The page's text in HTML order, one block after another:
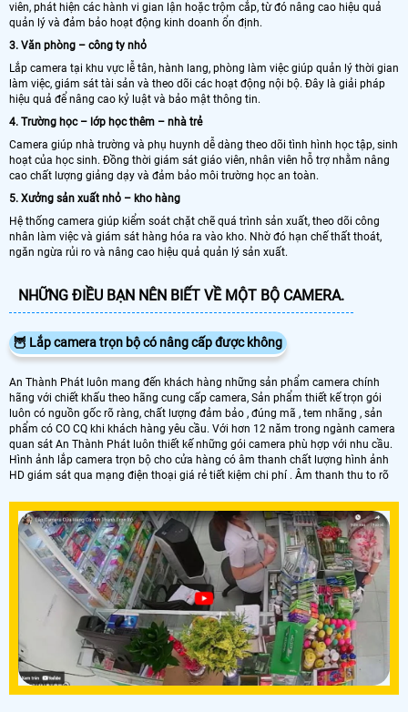
viên, phát hiện các hành vi gian lận hoặc trộm cắp, từ đó nâng cao hiệu quả
quản lý và đảm bảo hoạt động kinh doanh ổn định.
3. Văn phòng – công ty nhỏ
Lắp camera tại khu vực lễ tân, hành lang, phòng làm việc giúp quản lý thời gian
làm việc, giám sát tài sản và theo dõi các hoạt động nội bộ. Đây là giải pháp
hiệu quả để nâng cao kỷ luật và bảo mật thông tin.
4. Trường học – lớp học thêm – nhà trẻ
Camera giúp nhà trường và phụ huynh dễ dàng theo dõi tình hình học tập, sinh
hoạt của học sinh. Đồng thời giám sát giáo viên, nhân viên hỗ trợ nhằm nâng
cao chất lượng giảng dạy và đảm bảo môi trường học an toàn.
5. Xưởng sản xuất nhỏ – kho hàng
Hệ thống camera giúp kiểm soát chặt chẽ quá trình sản xuất, theo dõi công
nhân làm việc và giám sát hàng hóa ra vào kho. Nhờ đó hạn chế thất thoát,
ngăn ngừa rủi ro và nâng cao hiệu quả quản lý sản xuất.
NHỮNG ĐIỀU BẠN NÊN BIẾT VỀ MỘT BỘ CAMERA.
🦉 Lắp camera trọn bộ có nâng cấp được không
An Thành Phát luôn mang đến khách hàng những sản phẩm camera chính
hãng với chiết khấu theo hãng cung cấp camera, Sản phẩm thiết kế trọn gói
luôn có nguồn gốc rõ ràng, chất lượng đảm bảo , đúng mã , tem nhãng , sản
phẩm có CO CQ khi khách hàng yêu cầu. Với hơn 12 năm trong ngành camera
quan sát An Thành Phát luôn thiết kế những gói camera phù hợp với nhu cầu.
Hình ảnh lắp camera trọn bộ cho cửa hàng có âm thanh chất lượng hình ảnh
HD giám sát qua mạng điện thoại giá rẻ tiết kiệm chi phí . Âm thanh thu to rõ